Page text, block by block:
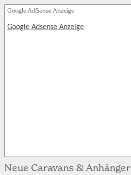
Google AdSense Anzeige
Google Adsense Anzeige
Neue Caravans & Anhänger